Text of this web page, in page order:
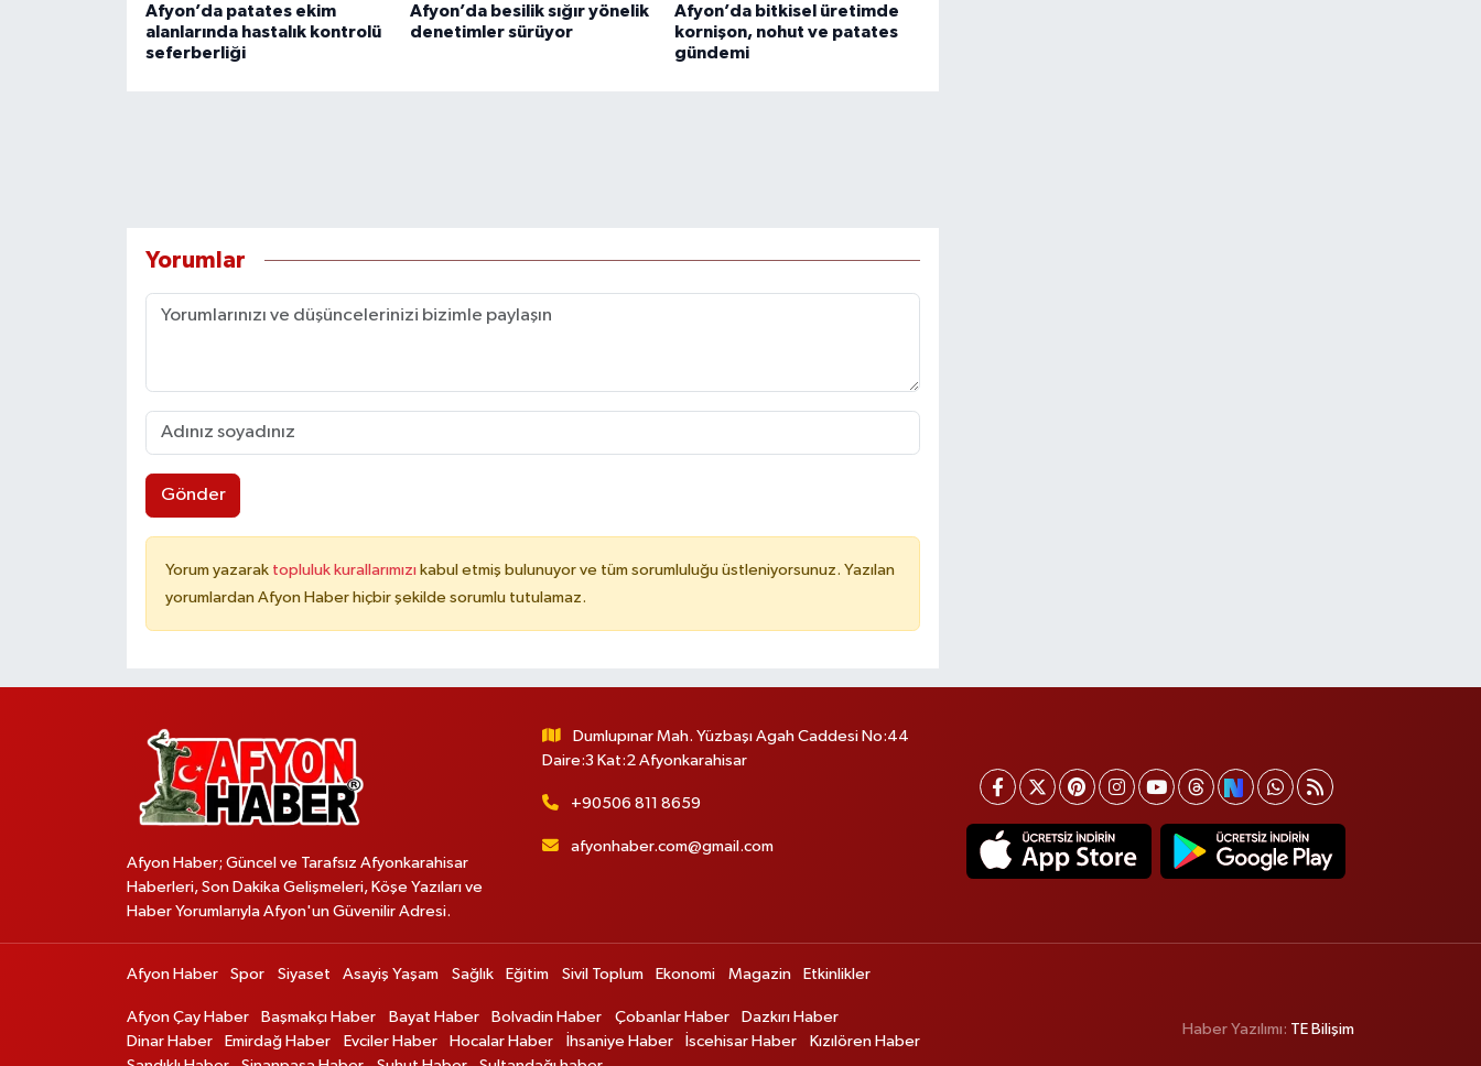
Afyon’da patates ekim
alanlarında hastalık kontrolü
seferberliği
Afyon’da besilik sığır yönelik
denetimler sürüyor
Afyon’da bitkisel üretimde
kornişon, nohut ve patates
gündemi
Yorumlar
Gönder
Yorum yazarak topluluk kurallarımızı kabul etmiş bulunuyor ve tüm sorumluluğu üstleniyorsunuz. Yazılan
yorumlardan Afyon Haber hiçbir şekilde sorumlu tutulamaz.
Afyon Haber; Güncel ve Tarafsız Afyonkarahisar
Haberleri, Son Dakika Gelişmeleri, Köşe Yazıları ve
Haber Yorumlarıyla Afyon'un Güvenilir Adresi.
Dumlupınar Mah. Yüzbaşı Agah Caddesi No:44
Daire:3 Kat:2 Afyonkarahisar
+90506 811 8659
afyonhaber.com@gmail.com
Afyon Haber Spor Siyaset Asayiş Yaşam Sağlık Eğitim Sivil Toplum Ekonomi Magazin Etkinlikler
Afyon Çay Haber Başmakçı Haber Bayat Haber Bolvadin Haber Çobanlar Haber
Dazkırı Haber
Dinar Haber
Emirdağ Haber Evciler Haber Hocalar Haber İhsaniye Haber İscehisar Haber
Kızılören Haber
Haber Yazılımı: TE Bilişim